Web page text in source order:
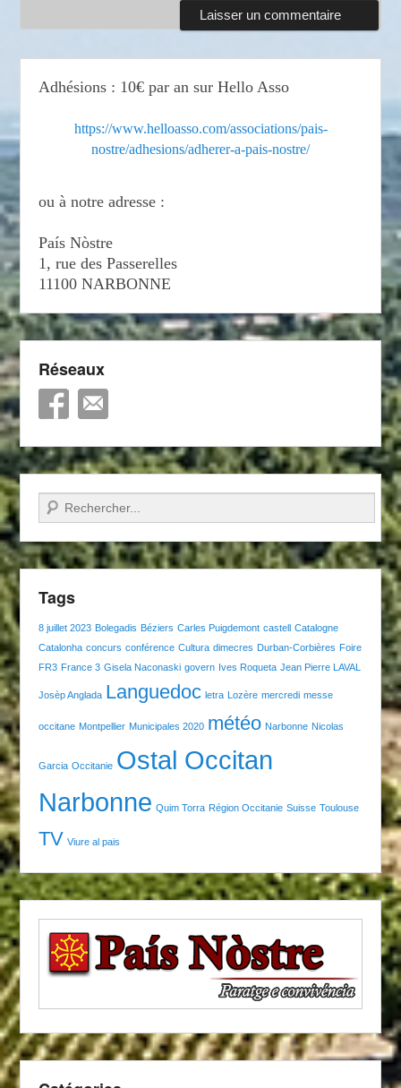
Adhésions : 10€ par an sur Hello Asso
https://www.helloasso.com/associations/pais-
nostre/adhesions/adherer-a-pais-nostre/
ou à notre adresse :
País Nòstre
1, rue des Passerelles
11100 NARBONNE
Réseaux
Recherche
Tags
8 juillet 2023 Bolegadis Béziers Carles Puigdemont castell Catalogne
Catalonha concurs conférence Cultura dimecres Durban-Corbières Foire
FR3 France 3 Gisela Naconaski govern Ives Roqueta Jean Pierre LAVAL
Josèp Anglada Languedoc letra Lozère mercredi messe
occitane Montpellier Municipales 2020 météo Narbonne Nicolas
Garcia Occitanie Ostal Occitan
Narbonne Quim Torra Région Occitanie Suisse Toulouse
TV Viure al pais